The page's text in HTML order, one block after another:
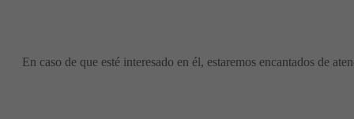
En caso de que esté interesado en él, estaremos encantados de